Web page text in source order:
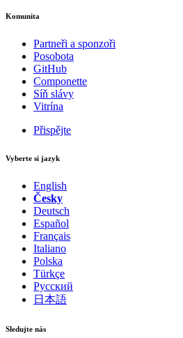
Komunita
Partneři a sponzoři
Posobota
GitHub
Componette
Síň slávy
Vitrína
Přispějte
Vyberte si jazyk
English
Česky
Deutsch
Español
Français
Italiano
Polska
Türkçe
Русский
日本語
Sledujte nás